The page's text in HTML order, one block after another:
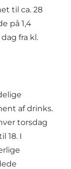
til ca. 28
på 1,4
fra kl.
af drinks.
torsdag
18. I